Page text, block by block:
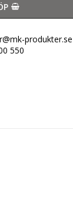
produkter.se
550